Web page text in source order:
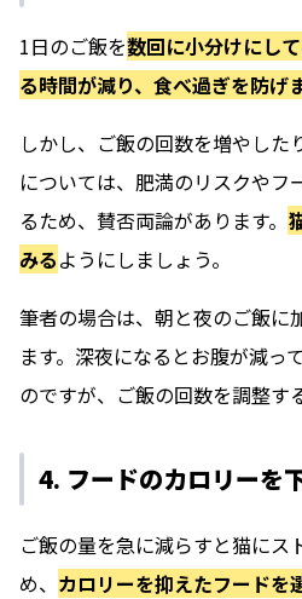
1日のご飯を数回に小分けにし
る時間が減り、食べ過ぎを防げ
しかし、ご飯の回数を増やした
については、肥満のリスクやフ
るため、賛否両論があります。
みるようにしましょう。
筆者の場合は、朝と夜のご飯に
ます。深夜になるとお腹が減っ
のですが、ご飯の回数を調整す
4. フードのカロリーを
ご飯の量を急に減らすと猫にス
め、 カロリーを抑えたフードを